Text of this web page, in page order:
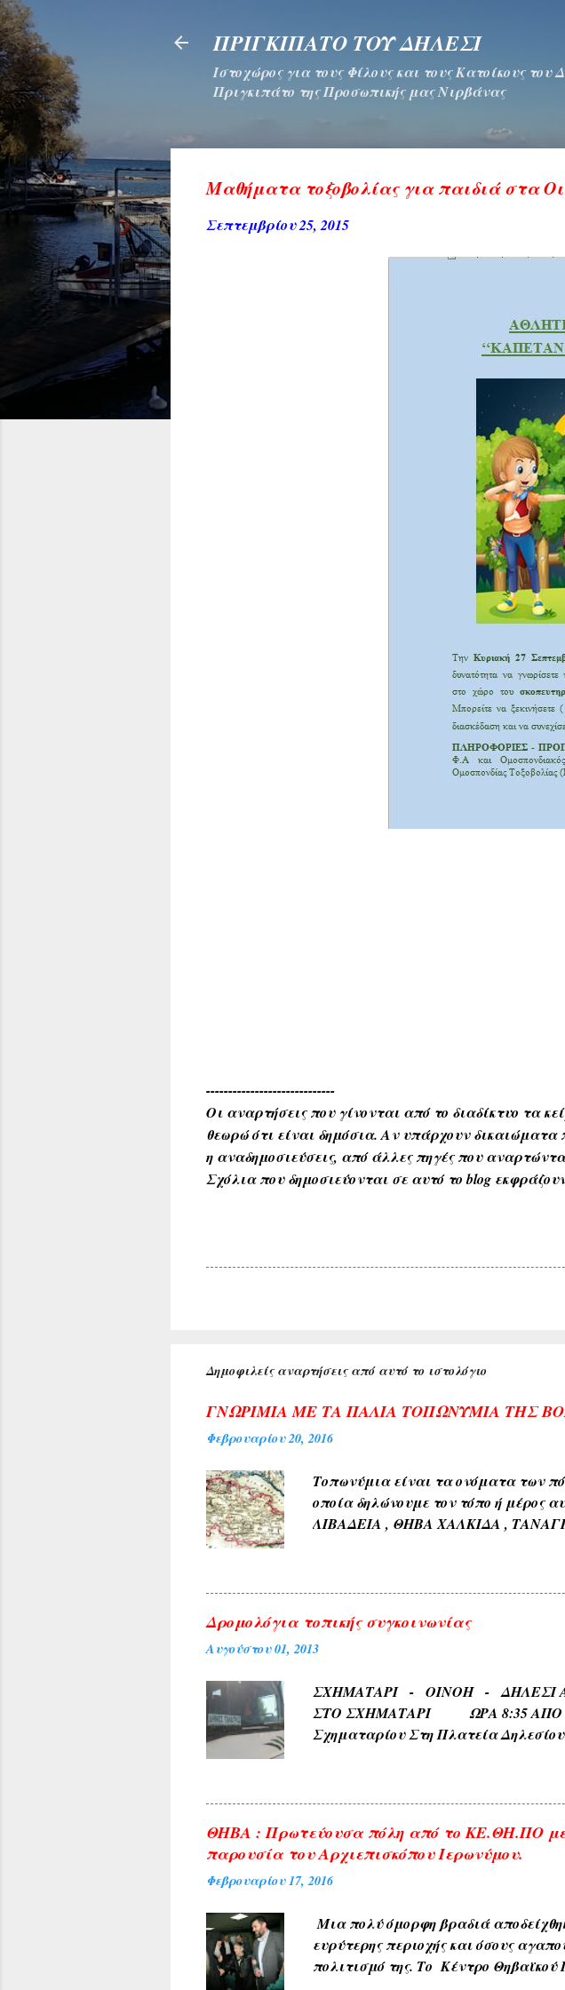
ΠΡΙΓΚΙΠΑΤΟ ΤΟΥ ΔΗΛΕΣΙ
Ιστοχώρος για τους Φίλους και τους Κατοίκους
Πριγκιπάτο της Προσωπικής μας Νιρβάνας
Μαθήματα τοξοβολίας για παιδιά στα
Σεπτεμβρίου 25, 2015
-----------------------------
Οι αναρτήσεις που γίνονται από το διαδίκτυο τα
θεωρώ ότι είναι δημόσια. Αν υπάρχουν
η αναδημοσιεύσεις, από άλλες πηγές που
Σχόλια που δημοσιεύονται σε αυτό το blog
Δημοφιλείς αναρτήσεις από αυτό το ιστολόγιο
ΓΝΩΡΙΜΙΑ ΜΕ ΤΑ ΠΑΛΙΑ ΤΟΠΩΝΥΜΙΑ ΤΗΣ
Φεβρουαρίου 20, 2016
Τοπωνύμια είναι τα ονόματα των
οποία δηλώνουμε τον τόπο ή
ΛΙΒΑΔΕΙΑ , ΘΗΒΑ ΧΑΛΚΙΔΑ ,
φύσεως και διαπλάσεως του
ΓΛΥΚΟΝΕΡΙ , ΓΛΥΚΟΒΡΥΣΗ , ΚΡΥΑ
και καρπών αυτών όπως
ΜΟΝΟΔΕΝΔΡΙ ) . 6) Εκ των
(Αετοράχη , Αηδονοράχη ,
Δρομολόγια τοπικής συγκοινωνίας
Αυγούστου 01, 2013
ΣΧΗΜΑΤΑΡΙ - ΟΙΝΟΗ -
ΣΤΟ ΣΧΗΜΑΤΑΡΙ ΩΡΑ 8:35
Σχηματαρίου Στη Πλατεία
ΘΗΒΑ : Πρωτεύουσα πόλη από το ΚΕ.ΘΗ.ΠΟ
παρουσία του Αρχιεπισκόπου Ιερωνύμου.
Φεβρουαρίου 17, 2016
Μια πολύ όμορφη βραδιά
ευρύτερης περιοχής και όσους
πολιτισμό της. Το Κέντρο